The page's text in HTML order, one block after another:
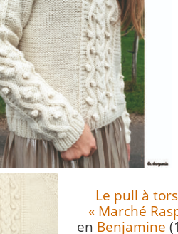
Le pull à
« Marché
en Benjamine